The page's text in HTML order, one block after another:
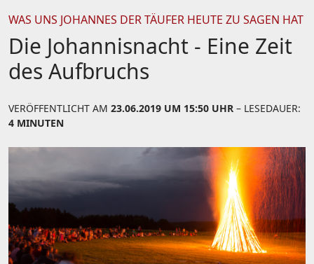
WAS UNS JOHANNES DER TÄUFER HEUTE ZU SAGEN HAT
Die Johannisnacht - Eine Zeit
des Aufbruchs
VERÖFFENTLICHT AM 23.06.2019 UM 15:50 UHR – LESEDAUER:
4 MINUTEN